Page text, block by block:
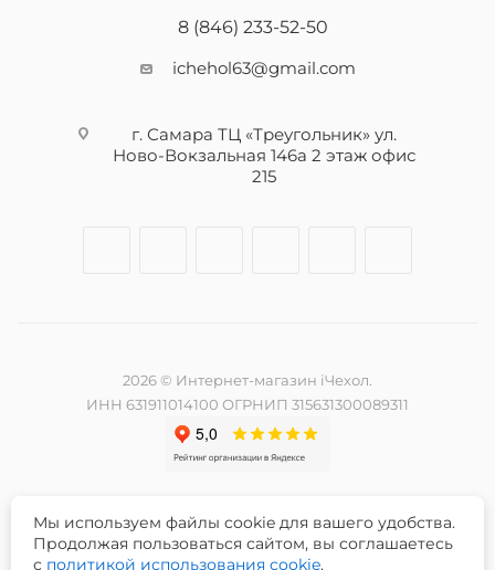
8 (846) 233-52-50
ichehol63@gmail.com
г. Самара ТЦ «Треугольник» ул.
Ново-Вокзальная 146а 2 этаж офис
215
2026 © Интернет-магазин iЧехол.
ИНН 631911014100 ОГРНИП 315631300089311
Разработка и продвижение сайта -
Мы используем файлы cookie для вашего удобства.
Продолжая пользоваться сайтом, вы соглашаетесь
с политикой использования cookie.